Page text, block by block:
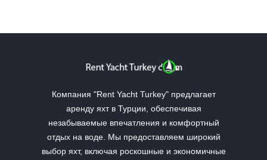
Компания "Rent Yacht Turkey" предлагает
аренду яхт в Турции, обеспечивая
незабываемые впечатления и комфортный
отдых на воде. Мы предоставляем широкий
выбор яхт, включая роскошные и экономичные